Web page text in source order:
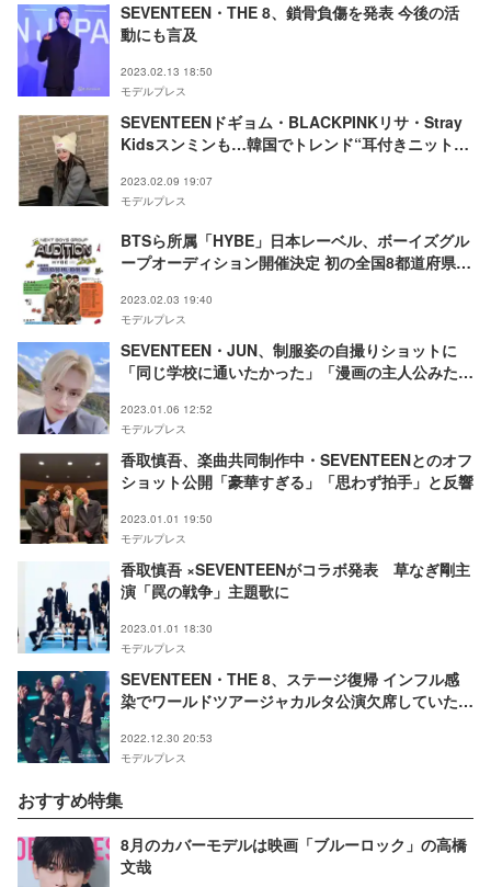
SEVENTEEN・THE 8、鎖骨負傷を発表 今後の活
動にも言及
2023.02.13 18:50
モデルプレス
SEVENTEENドギョム・BLACKPINKリサ・Stray
Kidsスンミンも…韓国でトレンド“耳付きニット帽
2023.02.09 19:07
モデルプレス
BTSら所属「HYBE」日本レーベル、ボーイズグル
ープオーディション開催決定 初の全国8都道府県巡
2023.02.03 19:40
モデルプレス
SEVENTEEN・JUN、制服姿の自撮りショットに
「同じ学校に通いたかった」「漫画の主人公みた
2023.01.06 12:52
モデルプレス
香取慎吾、楽曲共同制作中・SEVENTEENとのオフ
ショット公開「豪華すぎる」「思わず拍手」と反響
2023.01.01 19:50
モデルプレス
香取慎吾 ×SEVENTEENがコラボ発表 草なぎ剛主
演「罠の戦争」主題歌に
2023.01.01 18:30
モデルプレス
SEVENTEEN・THE 8、ステージ復帰 インフル感
染でワールドツアージャカルタ公演欠席していた＜
2022.12.30 20:53
モデルプレス
おすすめ特集
8月のカバーモデルは映画「ブルーロック」の高橋
文哉